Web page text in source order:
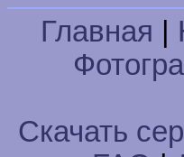
Главная
Скачать